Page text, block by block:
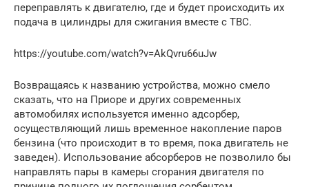
переправлять к двигателю, где и будет происходить их
подача в цилиндры для сжигания вместе с ТВС.
https://youtube.com/watch?v=AkQvru66uJw
Возвращаясь к названию устройства, можно смело
сказать, что на Приоре и других современных
автомобилях используется именно адсорбер,
осуществляющий лишь временное накопление паров
бензина (что происходит в то время, пока двигатель не
заведен). Использование абсорберов не позволило бы
направлять пары в камеры сгорания двигателя по